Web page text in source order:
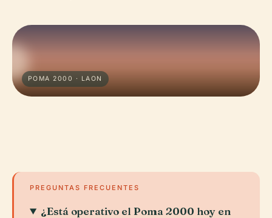
POMA 2000 · LAON
PREGUNTAS FRECUENTES
¿Está operativo el Poma 2000 hoy en